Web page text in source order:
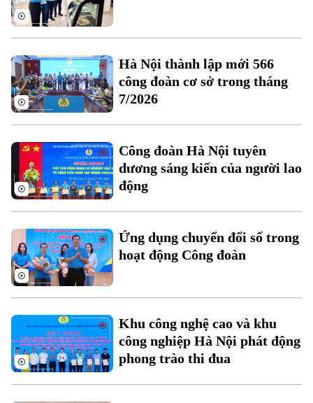
Chuyên mục
Thời sự
Hà Nội
Chính trị
Xã hội
An ninh trật tự
Hà Nội
Người Hà Nội
Khoảnh khắc Hà Nội
Ẩm thực
Thế giới
Tin tức
Quân sự
Người Việt 4 phương
Kinh tế
Tin tức
Cafe sáng
Tài chính Ngân hàng
Nhà đất
Tin tức
Đầu tư
Tàu và Xe
Ô tô
Giáo dục
Hà Nội thành lập mới 566
công đoàn cơ sở trong tháng
7/2026
Công đoàn Hà Nội tuyên
dương sáng kiến của người lao
động
Ứng dụng chuyển đổi số trong
hoạt động Công đoàn
Khu công nghệ cao và khu
công nghiệp Hà Nội phát động
phong trào thi đua